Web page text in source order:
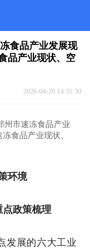
食品产业发展现
品产业现状、空
2026-04-20 14:31:30
州市速冻食品产业
食品产业现状、
环境
政策梳理
发展的六大工业